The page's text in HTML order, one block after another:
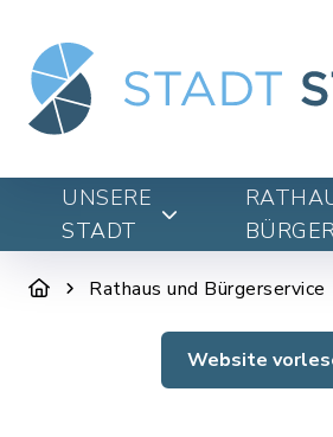
UNSERE
STADT
Rathaus und Bürgerservice
Website